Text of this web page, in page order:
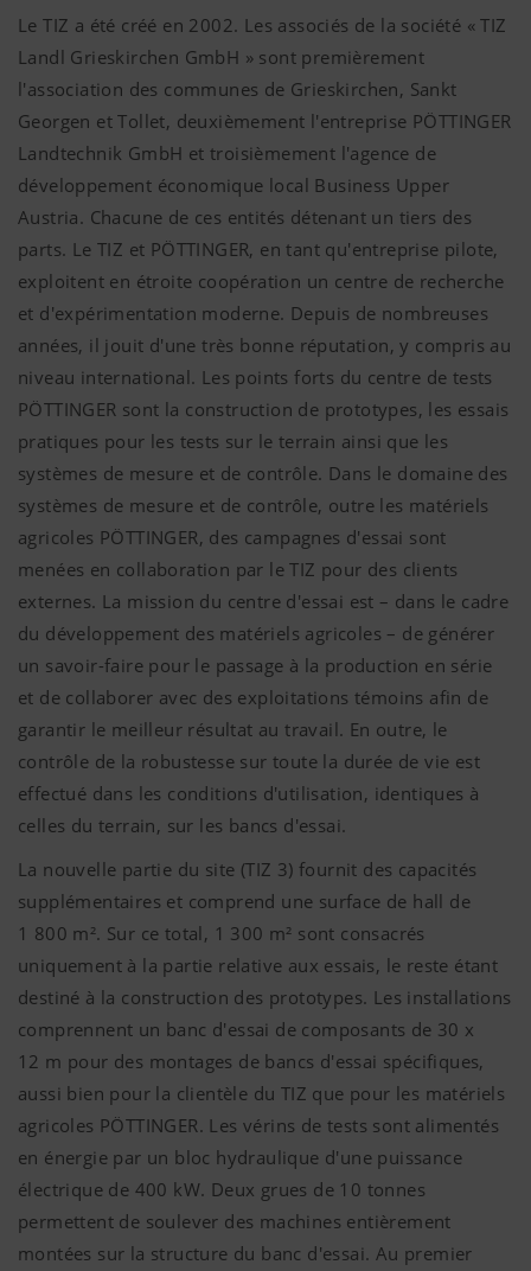
Le TIZ a été créé en 2002. Les associés de la société « TIZ
Landl Grieskirchen GmbH » sont premièrement
l'association des communes de Grieskirchen, Sankt
Georgen et Tollet, deuxièmement l'entreprise PÖTTINGER
Landtechnik GmbH et troisièmement l'agence de
développement économique local Business Upper
Austria. Chacune de ces entités détenant un tiers des
parts. Le TIZ et PÖTTINGER, en tant qu'entreprise pilote,
exploitent en étroite coopération un centre de recherche
et d'expérimentation moderne. Depuis de nombreuses
années, il jouit d'une très bonne réputation, y compris au
niveau international. Les points forts du centre de tests
PÖTTINGER sont la construction de prototypes, les essais
pratiques pour les tests sur le terrain ainsi que les
systèmes de mesure et de contrôle. Dans le domaine des
systèmes de mesure et de contrôle, outre les matériels
agricoles PÖTTINGER, des campagnes d'essai sont
menées en collaboration par le TIZ pour des clients
externes. La mission du centre d'essai est – dans le cadre
du développement des matériels agricoles – de générer
un savoir-faire pour le passage à la production en série
et de collaborer avec des exploitations témoins afin de
garantir le meilleur résultat au travail. En outre, le
contrôle de la robustesse sur toute la durée de vie est
effectué dans les conditions d'utilisation, identiques à
celles du terrain, sur les bancs d'essai.
La nouvelle partie du site (TIZ 3) fournit des capacités
supplémentaires et comprend une surface de hall de
1 800 m². Sur ce total, 1 300 m² sont consacrés
uniquement à la partie relative aux essais, le reste étant
destiné à la construction des prototypes. Les installations
comprennent un banc d'essai de composants de 30 x
12 m pour des montages de bancs d'essai spécifiques,
aussi bien pour la clientèle du TIZ que pour les matériels
agricoles PÖTTINGER. Les vérins de tests sont alimentés
en énergie par un bloc hydraulique d'une puissance
électrique de 400 kW. Deux grues de 10 tonnes
permettent de soulever des machines entièrement
montées sur la structure du banc d'essai. Au premier